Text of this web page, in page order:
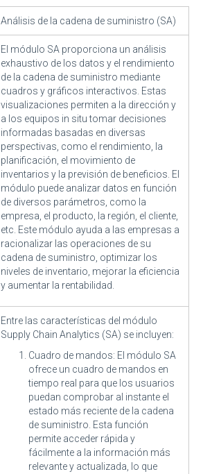
Análisis de la cadena de suministro (SA)
El módulo SA proporciona un análisis
exhaustivo de los datos y el rendimiento
de la cadena de suministro mediante
cuadros y gráficos interactivos. Estas
visualizaciones permiten a la dirección y
a los equipos in situ tomar decisiones
informadas basadas en diversas
perspectivas, como el rendimiento, la
planificación, el movimiento de
inventarios y la previsión de beneficios. El
módulo puede analizar datos en función
de diversos parámetros, como la
empresa, el producto, la región, el cliente,
etc. Este módulo ayuda a las empresas a
racionalizar las operaciones de su
cadena de suministro, optimizar los
niveles de inventario, mejorar la eficiencia
y aumentar la rentabilidad.
Entre las características del módulo
Supply Chain Analytics (SA) se incluyen:
Cuadro de mandos: El módulo SA
ofrece un cuadro de mandos en
tiempo real para que los usuarios
puedan comprobar al instante el
estado más reciente de la cadena
de suministro. Esta función
permite acceder rápida y
fácilmente a la información más
relevante y actualizada, lo que